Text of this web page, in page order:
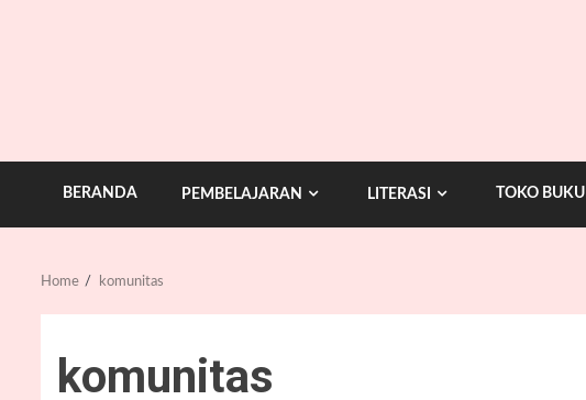
BERANDA PEMBELAJARAN LITERASI TOKO BUKU
Home komunitas
komunitas